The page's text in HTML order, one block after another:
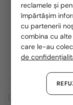
Saint Laurent —
Ochelari de soare
SL M153 - 003 - 55
1 119 RON 1 306 RON
-16%
reclamele și
împărtășim
cu partenerii
combina cu
care le-au
de